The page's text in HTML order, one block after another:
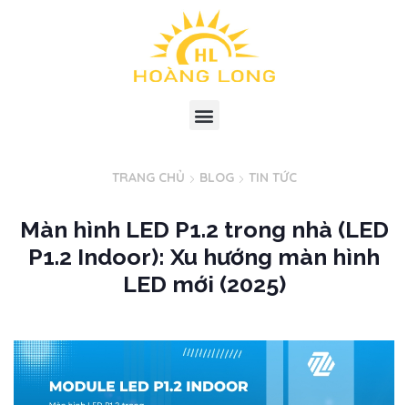
TRANG CHỦ BLOG TIN TỨC
Màn hình LED P1.2 trong nhà (LED
P1.2 Indoor): Xu hướng màn hình
LED mới (2025)